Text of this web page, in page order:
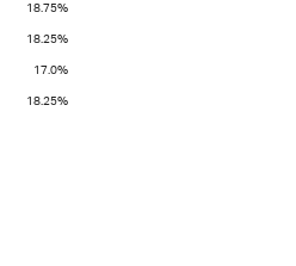
18.75%
18.25%
17.0%
18.25%